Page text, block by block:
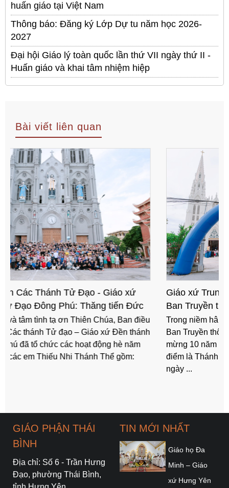
huấn giáo tại Việt Nam
Thông báo: Đăng ký Lớp Dự tu năm học 2026-
2027
Đại hội Giáo lý toàn quốc lần thứ VII ngày thứ II -
Huấn giáo và khai tâm nhiệm hiệp
Bài viết liên quan
Giáo xứ Trung Thành: Mừng 10 năm thành lập
Ban Truyền thông Giáo xứ
Trong niềm hân hoan và tâm tình tạ ơn Thiên Chúa,
Ban Truyền thông Giáo xứ Trung Thành đã tổ chức
mừng 10 năm hồng ân hình thành và phát triển, cao
điểm là Thánh lễ tạ ơn được cử hành vào lúc 16g00
GIÁO PHẬN THÁI
BÌNH
Địa chỉ: Số 6 - Trần Hưng
Đạo, phường Thái Bình,
TIN MỚI NHẤT
Giáo họ Đa
Minh – Giáo
xứ Hưng Yên